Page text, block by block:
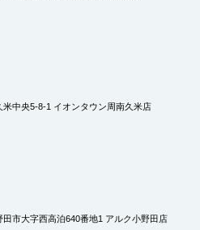
中央5-8-1 イオンタウン周南久米店
市大字西高泊640番地1 アルク小野田店